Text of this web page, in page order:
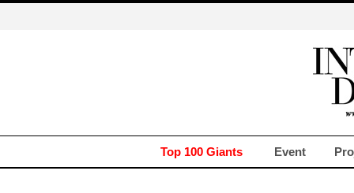
Top 100 Giants Event